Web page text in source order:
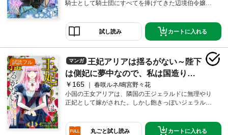
騎士として騎士団にすべてを捧げてきた辺境伯令嬢・
子は優しく繊細な心を持つ青年で…！？あくまでも白
い結婚生活を貫くつもりだった二人は次第に心を通わ
せていく。元騎士の辺境伯令嬢と、強面で勘違いされ
がちな王太子のすれ違いじれきゅんラブ！【※この作品
は話売り「元騎士の辺境伯令嬢は悪魔の花嫁となる」
の電子単行本版です】■【収録内容】「元騎士の辺境伯
令嬢は悪魔の花嫁となる」１話～４話電子単行本版限
定描き下ろしおまけ漫画
試し読み カートに入れる
試読フル マンガ
王妃アリアは揺るがない～陛下
は側妃に夢中なので、私は国造りい
たします～１
￥165
春咲ルネ/鳴宮野々花
小国の王女アリアは、隣国の王ジェラルドに無理やり
正妃として嫁がされた。しかし飽きっぽいジェラルド
冷遇されながらも、王妃としての責務を果たすために
丸ごと試し読み カートに入れる